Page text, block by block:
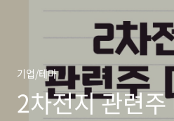
기업/테마
2차전지 관련주